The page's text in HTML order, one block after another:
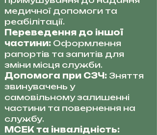
медичної допомоги та
реабілітації.
Переведення до іншої
частини: Оформлення
рапортів та запитів для
зміни місця служби.
Допомога при СЗЧ: Зняття
звинувачень у
самовільному залишенні
частини та повернення на
службу.
МСЕК та інвалідність: